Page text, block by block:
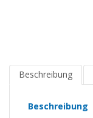
Beschreibung
Beschreibung